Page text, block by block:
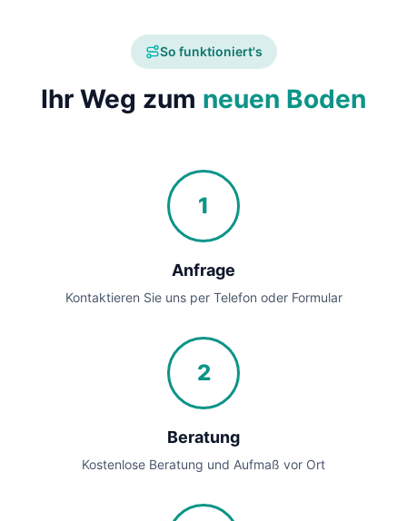
So funktioniert's
Ihr Weg zum neuen Boden
1
Anfrage
Kontaktieren Sie uns per Telefon oder Formular
2
Beratung
Kostenlose Beratung und Aufmaß vor Ort